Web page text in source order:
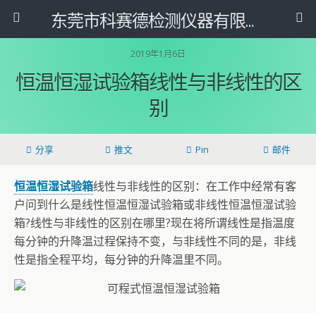
东莞市科赛德检测仪器有限公司
2019年1月6日
恒温恒湿试验箱线性与非线性的区
别
分享 推文 Pin 邮件
恒温恒湿试验箱线性与非线性的区别：在工作中经常有客
户问到什么是线性恒温恒湿试验箱或非线性恒温恒湿试验
箱?线性与非线性的区别在哪里?现在将所谓线性是指温度
每分钟的升降温过程保持不变，与非线性不同的是，非线
性是指全程平均，每分钟的升降温里不同。